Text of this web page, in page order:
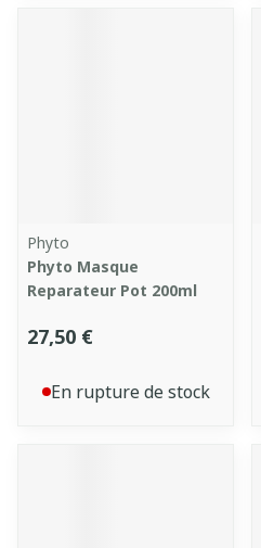
Phyto
Phyto Masque
Reparateur Pot 200ml
27,50 €
En rupture de stock